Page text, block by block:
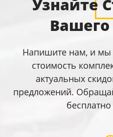
Узнайте
Вашего
Напишите нам, и мы
стоимость
актуальных
предложений.